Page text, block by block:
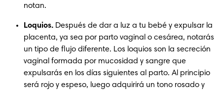
notan.
Loquios. Después de dar a luz a tu bebé y expulsar la
placenta, ya sea por parto vaginal o cesárea, notarás
un tipo de flujo diferente. Los loquios son la secreción
vaginal formada por mucosidad y sangre que
expulsarás en los días siguientes al parto. Al principio
será rojo y espeso, luego adquirirá un tono rosado y